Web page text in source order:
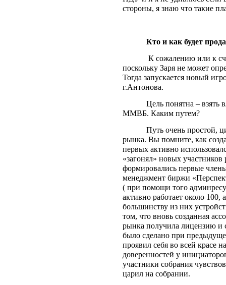
стороны, я знаю что такие
Кто и как будет
К сожалению или к
поскольку Заря не может
Тогда запускается новый
г.Антонова.
Цель понятна – взять
ММВБ. Каким путем?
Путь очень простой,
рынка. Вы помните, как
первых активно
«загонял» новых
формировались первые
менеджмент биржи
( при помощи того
активно работает около
большинству из них
том, что вновь созданная
рынка получила лицензию и
было сделано при
проявил себя во всей красе
доверенностей у
участники собрания
царил на собрании.